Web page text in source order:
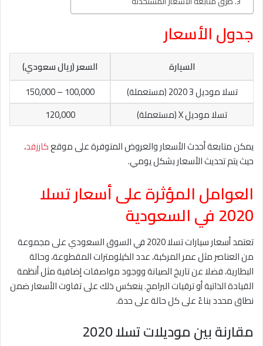
جدول الأسعار
السيارة
السعر (ريال سعودي)
تسلا موديل 3 2020 (مستعملة)
100,000 – 150,000
تسلا موديل X (مستعملة)
120,000
يمكن متابعة أحدث الأسعار والعروض المتوفرة على موقعكارزفد،
حيث يتم تحديث الأسعار بشكل يومي.
العوامل المؤثرة على أسعار تسلا
2020 في السعودية
تعتمد أسعار سيارات تسلا 2020 في السوق السعودي على مجموعة
من العناصر مثل عمر المركبة، عدد الكيلومترات المقطوعة، وحالة
البطارية، فضلا عن تاريخ الصيانة ووجود مواصفات إضافية مثل أنظمة
القيادة الذاتية أو ترقيات البرامج. ينعكس ذلك على تفاوت الأسعار ضمن
نطاق محدد بناءً على كل حالة على حدة.
مقارنة بين موديلات تسلا 2020